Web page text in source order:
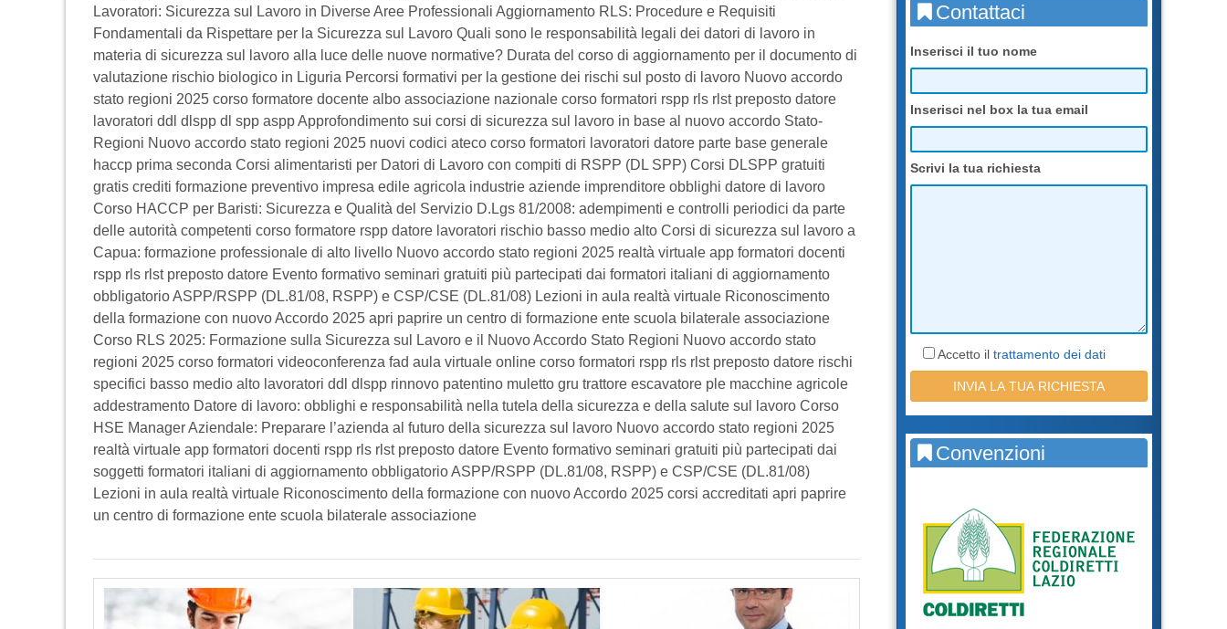
Lavoratori: Sicurezza sul Lavoro in Diverse Aree Professionali Aggiornamento RLS: Procedure e Requisiti
Fondamentali da Rispettare per la Sicurezza sul Lavoro Quali sono le responsabilità legali dei datori di lavoro in
materia di sicurezza sul lavoro alla luce delle nuove normative? Durata del corso di aggiornamento per il documento di
valutazione rischio biologico in Liguria Percorsi formativi per la gestione dei rischi sul posto di lavoro Nuovo accordo
stato regioni 2025 corso formatore docente albo associazione nazionale corso formatori rspp rls rlst preposto datore
lavoratori ddl dlspp dl spp aspp Approfondimento sui corsi di sicurezza sul lavoro in base al nuovo accordo Stato-
Regioni Nuovo accordo stato regioni 2025 nuovi codici ateco corso formatori lavoratori datore parte base generale
haccp prima seconda Corsi alimentaristi per Datori di Lavoro con compiti di RSPP (DL SPP) Corsi DLSPP gratuiti
gratis crediti formazione preventivo impresa edile agricola industrie aziende imprenditore obblighi datore di lavoro
Corso HACCP per Baristi: Sicurezza e Qualità del Servizio D.Lgs 81/2008: adempimenti e controlli periodici da parte
delle autorità competenti corso formatore rspp datore lavoratori rischio basso medio alto Corsi di sicurezza sul lavoro a
Capua: formazione professionale di alto livello Nuovo accordo stato regioni 2025 realtà virtuale app formatori docenti
rspp rls rlst preposto datore Evento formativo seminari gratuiti più partecipati dai formatori italiani di aggiornamento
obbligatorio ASPP/RSPP (DL.81/08, RSPP) e CSP/CSE (DL.81/08) Lezioni in aula realtà virtuale Riconoscimento
della formazione con nuovo Accordo 2025 apri paprire un centro di formazione ente scuola bilaterale associazione
Corso RLS 2025: Formazione sulla Sicurezza sul Lavoro e il Nuovo Accordo Stato Regioni Nuovo accordo stato
regioni 2025 corso formatori videoconferenza fad aula virtuale online corso formatori rspp rls rlst preposto datore rischi
specifici basso medio alto lavoratori ddl dlspp rinnovo patentino muletto gru trattore escavatore ple macchine agricole
addestramento Datore di lavoro: obblighi e responsabilità nella tutela della sicurezza e della salute sul lavoro Corso
HSE Manager Aziendale: Preparare l’azienda al futuro della sicurezza sul lavoro Nuovo accordo stato regioni 2025
realtà virtuale app formatori docenti rspp rls rlst preposto datore Evento formativo seminari gratuiti più partecipati dai
soggetti formatori italiani di aggiornamento obbligatorio ASPP/RSPP (DL.81/08, RSPP) e CSP/CSE (DL.81/08)
Lezioni in aula realtà virtuale Riconoscimento della formazione con nuovo Accordo 2025 corsi accreditati apri paprire
un centro di formazione ente scuola bilaterale associazione
Contattaci
Inserisci il tuo nome
Inserisci nel box la tua email
Scrivi la tua richiesta
Accetto il trattamento dei dati
Convenzioni